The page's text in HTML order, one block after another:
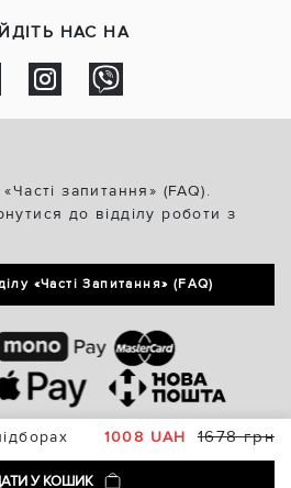
1008 UAH 1678 грн
У КОШИК
НАС НА
запитання» (FAQ).
до відділу роботи з
«Часті Запитання» (FAQ)